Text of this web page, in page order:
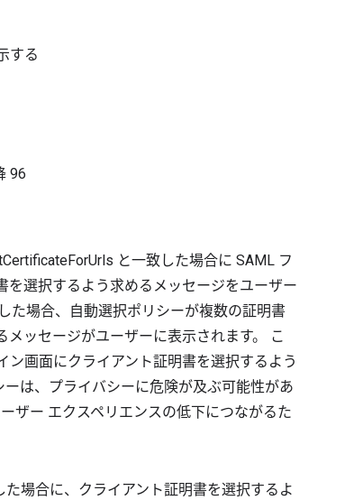
する
96
と一致した場合に SAML フ
選択するよう求めるメッセージをユーザー
た場合、自動選択ポリシーが複数の証明書
ッセージがユーザーに表示されます。 こ
画面にクライアント証明書を選択するよう
は、プライバシーに危険が及ぶ可能性があ
ザー エクスペリエンスの低下につながるた
場合に、クライアント証明書を選択するよ